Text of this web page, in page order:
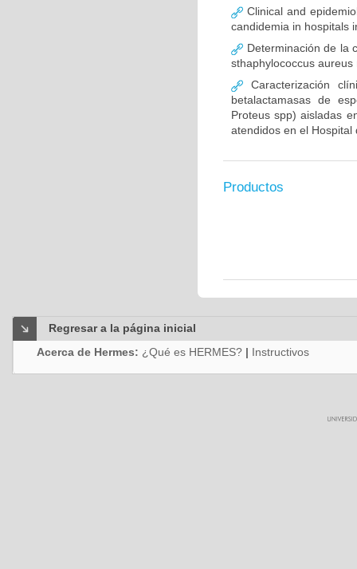
Clinical and
candidemia in hospitals
Determinación de la
sthaphylococcus
Caracterización
betalactamasas de
Proteus spp) aisladas
atendidos en el
Productos
Regresar a la página inicial
Acerca de Hermes: ¿Qué es HERMES? | Instructivos